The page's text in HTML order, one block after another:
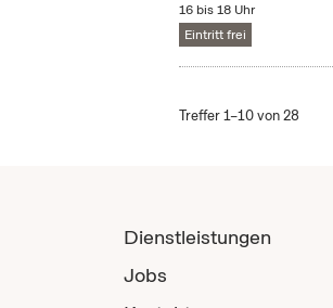
16 bis 18 Uhr
Eintritt frei
Treffer 1–10 von 28
Dienstleistungen
Jobs